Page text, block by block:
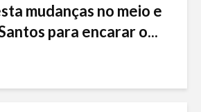
mudanças no meio e
para encarar o...